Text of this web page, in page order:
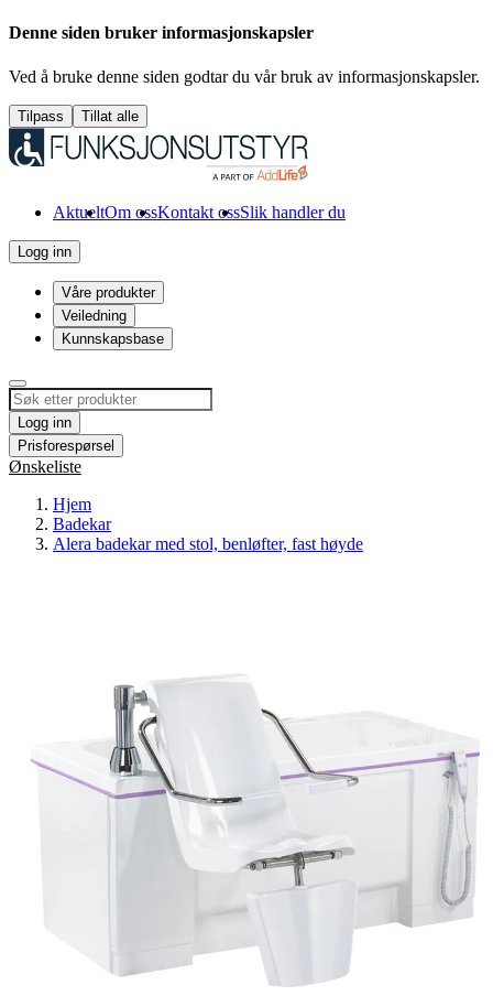
Denne siden bruker informasjonskapsler
Ved å bruke denne siden godtar du vår bruk av informasjonskapsler.
Tilpass Tillat alle
AktueltOm ossKontakt ossSlik handler du
Logg inn
Våre produkter
Veiledning
Kunnskapsbase
Logg inn
Prisforespørsel
Ønskeliste
Hjem
Badekar
Alera badekar med stol, benløfter, fast høyde